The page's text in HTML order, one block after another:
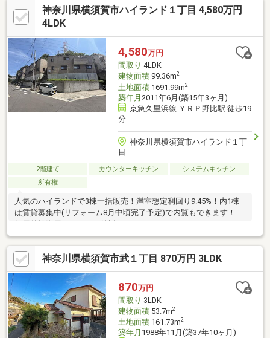
神奈川県横須賀市ハイランド１丁目 4,580万円
4LDK
4,580万円
間取り 4LDK
建物面積99.36m2
土地面積1691.99m2
築年月 2011年6月(築15年3ヶ月)
京急久里浜線 ＹＲＰ野比駅 徒歩19
分
神奈川県横須賀市ハイランド１丁
目
2階建て カウンターキッチン
システムキッチン
所有権
人気のハイランドで3棟一括販売！満室想定利回り9.45%！内1棟
は賃貸募集中(リフォーム8月中頃完了予定)で内覧もできます！居
神奈川県横須賀市武１丁目 870万円 3LDK
870万円
間取り 3LDK
建物面積53.7m2
土地面積161.73m2
築年月 1988年11月(築37年10ヶ月)